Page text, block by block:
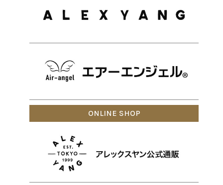
ONLINE SHOP